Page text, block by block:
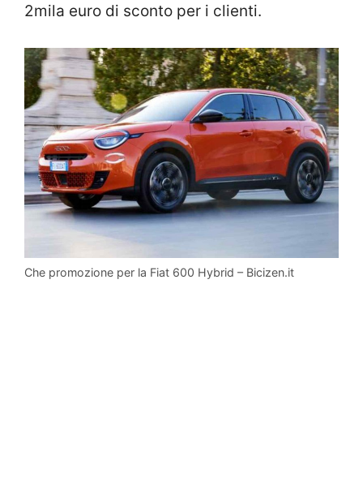
2mila euro di sconto per i clienti.
Che promozione per la Fiat 600 Hybrid – Bicizen.it